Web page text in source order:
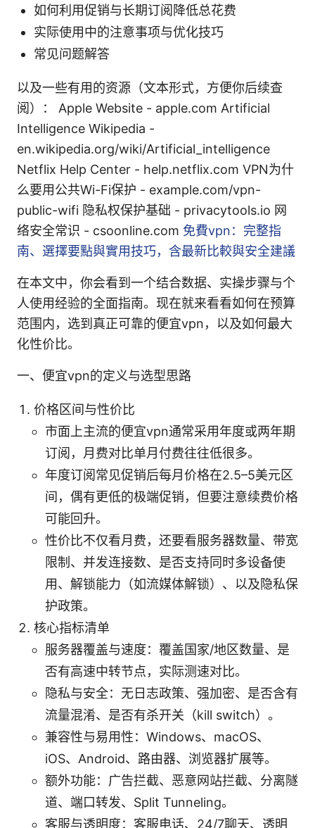
如何利用促销与长期订阅降低总花费
实际使用中的注意事项与优化技巧
常见问题解答
以及一些有用的资源（文本形式，方便你后续查
阅）： Apple Website - apple.com Artificial
Intelligence Wikipedia -
en.wikipedia.org/wiki/Artificial_intelligence
Netflix Help Center - help.netflix.com VPN为什
么要用公共Wi-Fi保护 - example.com/vpn-
public-wifi 隐私权保护基础 - privacytools.io 网
络安全常识 - csoonline.com 免費vpn：完整指
南、選擇要點與實用技巧，含最新比較與安全建議
在本文中，你会看到一个结合数据、实操步骤与个
人使用经验的全面指南。现在就来看看如何在预算
范围内，选到真正可靠的便宜vpn，以及如何最大
化性价比。
一、便宜vpn的定义与选型思路
价格区间与性价比
市面上主流的便宜vpn通常采用年度或两年期
订阅，月费对比单月付费往往低很多。
年度订阅常见促销后每月价格在2.5–5美元区
间，偶有更低的极端促销，但要注意续费价格
可能回升。
性价比不仅看月费，还要看服务器数量、带宽
限制、并发连接数、是否支持同时多设备使
用、解锁能力（如流媒体解锁）、以及隐私保
护政策。
核心指标清单
服务器覆盖与速度：覆盖国家/地区数量、是
否有高速中转节点，实际测速对比。
隐私与安全：无日志政策、强加密、是否含有
流量混淆、是否有杀开关（kill switch）。
兼容性与易用性：Windows、macOS、
iOS、Android、路由器、浏览器扩展等。
额外功能：广告拦截、恶意网站拦截、分离隧
道、端口转发、Split Tunneling。
客服与透明度：客服电话、24/7聊天、透明